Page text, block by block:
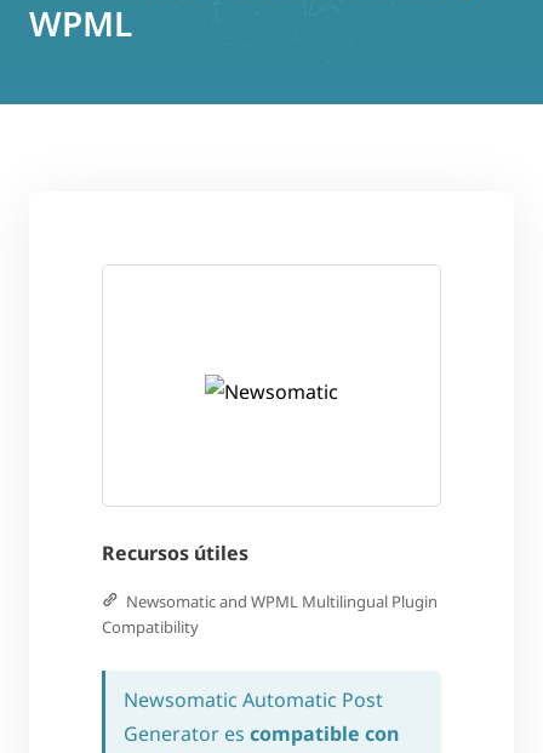
WPML
Recursos útiles
Newsomatic and WPML Multilingual Plugin
Compatibility
Newsomatic Automatic Post
Generator es compatible con